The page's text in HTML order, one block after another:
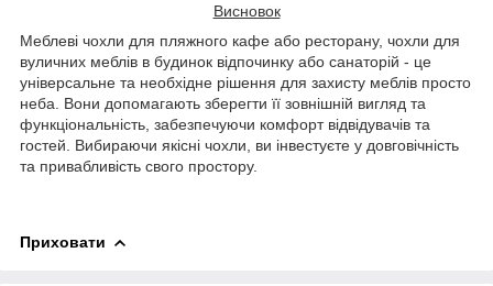
Висновок
Меблеві чохли для пляжного кафе або ресторану, чохли для
вуличних меблів в будинок відпочинку або санаторій - це
універсальне та необхідне рішення для захисту меблів просто
неба. Вони допомагають зберегти її зовнішній вигляд та
функціональність, забезпечуючи комфорт відвідувачів та
гостей. Вибираючи якісні чохли, ви інвестуєте у довговічність
та привабливість свого простору.
Приховати